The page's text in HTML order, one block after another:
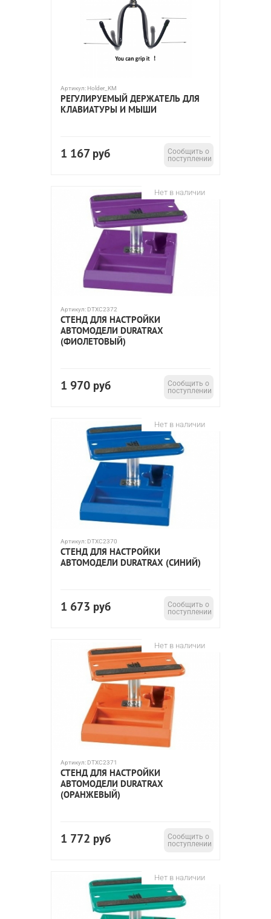
Артикул: Holder_KM
РЕГУЛИРУЕМЫЙ ДЕРЖАТЕЛЬ ДЛЯ
КЛАВИАТУРЫ И МЫШИ
1 167 руб
Сообщить о
поступлении
Нет в наличии
Артикул: DTXC2372
СТЕНД ДЛЯ НАСТРОЙКИ
АВТОМОДЕЛИ DURATRAX
(ФИОЛЕТОВЫЙ)
1 970 руб
Сообщить о
поступлении
Нет в наличии
Артикул: DTXC2370
СТЕНД ДЛЯ НАСТРОЙКИ
АВТОМОДЕЛИ DURATRAX (СИНИЙ)
1 673 руб
Сообщить о
поступлении
Нет в наличии
Артикул: DTXC2371
СТЕНД ДЛЯ НАСТРОЙКИ
АВТОМОДЕЛИ DURATRAX
(ОРАНЖЕВЫЙ)
1 772 руб
Сообщить о
поступлении
Нет в наличии